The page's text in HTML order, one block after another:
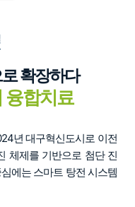
확장하다
융합치료
년 대구혁신도시로 이전
체제를 기반으로 첨단 진
에는 스마트 탕전 시스템